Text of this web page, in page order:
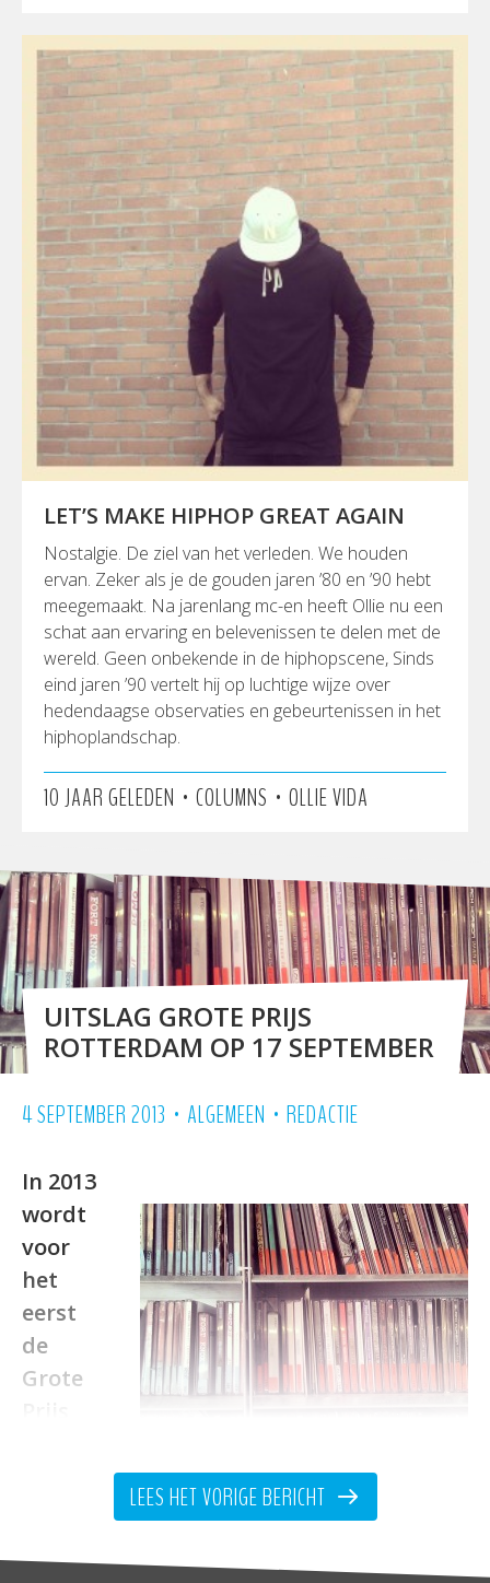
LET’S MAKE HIPHOP GREAT AGAIN
Nostalgie. De ziel van het verleden. We houden
ervan. Zeker als je de gouden jaren ’80 en ’90 hebt
meegemaakt. Na jarenlang mc-en heeft Ollie nu een
schat aan ervaring en belevenissen te delen met de
wereld. Geen onbekende in de hiphopscene, Sinds
eind jaren ’90 vertelt hij op luchtige wijze over
hedendaagse observaties en gebeurtenissen in het
hiphoplandschap.
10 JAAR GELEDEN • COLUMNS • OLLIE VIDA
UITSLAG GROTE PRIJS
ROTTERDAM OP 17 SEPTEMBER
4 SEPTEMBER 2013 • ALGEMEEN • REDACTIE
In 2013
wordt
voor
het
eerst
de
Grote
LEES HET VORIGE BERICHT